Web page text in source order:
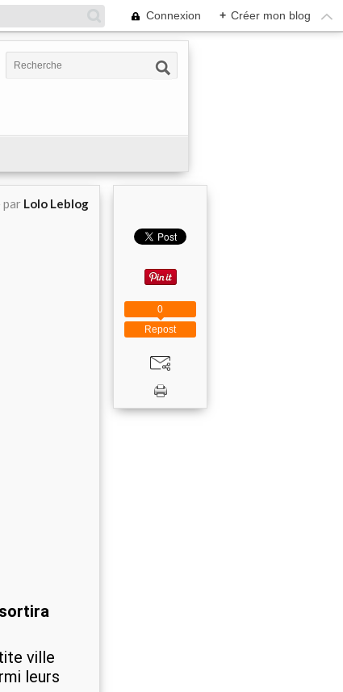
Connexion + Créer mon blog
par Lolo Leblog
ville
leurs
Repost
0